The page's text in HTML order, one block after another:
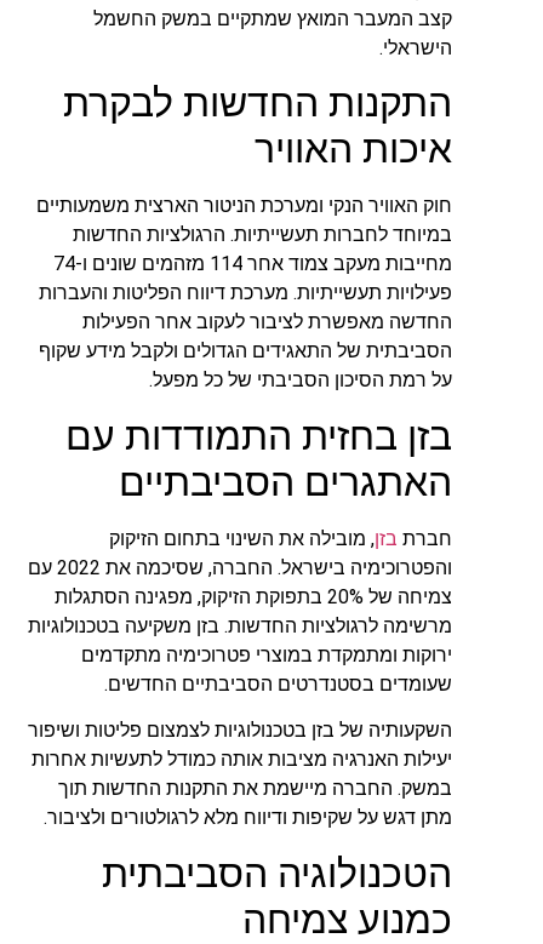
קצב המעבר המואץ שמתקיים במשק החשמל
הישראלי.
התקנות החדשות לבקרת
איכות האוויר
חוק האוויר הנקי ומערכת הניטור הארצית משמעותיים
במיוחד לחברות תעשייתיות. הרגולציות החדשות
מחייבות מעקב צמוד אחר 114 מזהמים שונים ו-74
פעילויות תעשייתיות. מערכת דיווח הפליטות והעברות
החדשה מאפשרת לציבור לעקוב אחר הפעילות
הסביבתית של התאגידים הגדולים ולקבל מידע שקוף
על רמת הסיכון הסביבתי של כל מפעל.
בזן בחזית התמודדות עם
האתגרים הסביבתיים
חברת בזן, מובילה את השינוי בתחום הזיקוק
והפטרוכימיה בישראל. החברה, שסיכמה את 2022 עם
צמיחה של 20% בתפוקת הזיקוק, מפגינה הסתגלות
מרשימה לרגולציות החדשות. בזן משקיעה בטכנולוגיות
ירוקות ומתמקדת במוצרי פטרוכימיה מתקדמים
שעומדים בסטנדרטים הסביבתיים החדשים.
השקעותיה של בזן בטכנולוגיות לצמצום פליטות ושיפור
יעילות האנרגיה מציבות אותה כמודל לתעשיות אחרות
במשק. החברה מיישמת את התקנות החדשות תוך
מתן דגש על שקיפות ודיווח מלא לרגולטורים ולציבור.
הטכנולוגיה הסביבתית
כמנוע צמיחה